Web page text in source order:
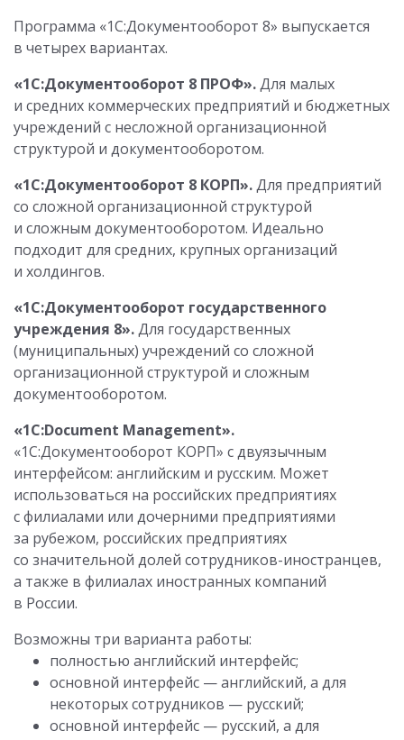
Программа «1С:Документооборот 8» выпускается
в четырех вариантах.
«1С:Документооборот 8 ПРОФ».Для малых
и средних коммерческих предприятий и бюджетных
учреждений с несложной организационной
структурой и документооборотом.
«1С:Документооборот 8 КОРП».Для предприятий
со сложной организационной структурой
и сложным документооборотом. Идеально
подходит для средних, крупных организаций
и холдингов.
«1С:Документооборот государственного
учреждения 8».Для государственных
(муниципальных) учреждений со сложной
организационной структурой и сложным
документооборотом.
«1С:Document Management».
«1С:Документооборот КОРП» с двуязычным
интерфейсом: английским и русским. Может
использоваться на российских предприятиях
с филиалами или дочерними предприятиями
за рубежом, российских предприятиях
со значительной долей сотрудников-иностранцев,
а также в филиалах иностранных компаний
в России.
Возможны три варианта работы:
полностью английский интерфейс;
основной интерфейс — английский, а для
некоторых сотрудников — русский;
основной интерфейс — русский, а для